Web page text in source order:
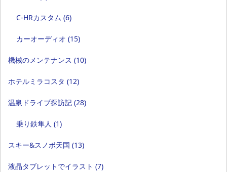
C-HRカスタム (6)
カーオーディオ (15)
機械のメンテナンス (10)
ホテルミラコスタ (12)
温泉ドライブ探訪記 (28)
乗り鉄隼人 (1)
スキー&スノボ天国 (13)
液晶タブレットでイラスト (7)